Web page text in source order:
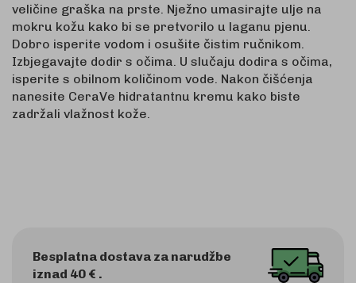
veličine graška na prste. Nježno umasirajte ulje na
mokru kožu kako bi se pretvorilo u laganu pjenu.
Dobro isperite vodom i osušite čistim ručnikom.
Izbjegavajte dodir s očima. U slučaju dodira s očima,
isperite s obilnom količinom vode. Nakon čišćenja
nanesite CeraVe hidratantnu kremu kako biste
zadržali vlažnost kože.
Besplatna dostava za narudžbe
iznad 40 € .